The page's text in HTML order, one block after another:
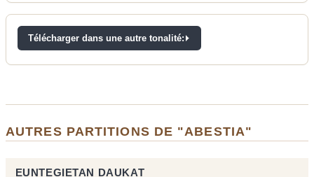
Télécharger dans une autre tonalité:
AUTRES PARTITIONS DE "ABESTIA"
EUNTEGIETAN DAUKAT